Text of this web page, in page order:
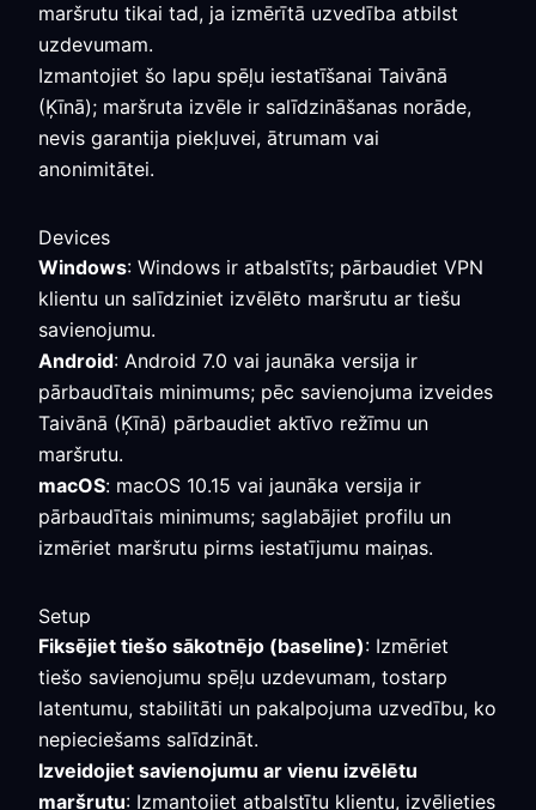
maršrutu tikai tad, ja izmērītā uzvedība atbilst
uzdevumam.
Izmantojiet šo lapu spēļu iestatīšanai Taivānā
(Ķīnā); maršruta izvēle ir salīdzināšanas norāde,
nevis garantija piekļuvei, ātrumam vai
anonimitātei.
Devices
Windows: Windows ir atbalstīts; pārbaudiet VPN
klientu un salīdziniet izvēlēto maršrutu ar tiešu
savienojumu.
Android: Android 7.0 vai jaunāka versija ir
pārbaudītais minimums; pēc savienojuma izveides
Taivānā (Ķīnā) pārbaudiet aktīvo režīmu un
maršrutu.
macOS: macOS 10.15 vai jaunāka versija ir
pārbaudītais minimums; saglabājiet profilu un
izmēriet maršrutu pirms iestatījumu maiņas.
Setup
Fiksējiet tiešo sākotnējo (baseline): Izmēriet
tiešo savienojumu spēļu uzdevumam, tostarp
latentumu, stabilitāti un pakalpojuma uzvedību, ko
nepieciešams salīdzināt.
Izveidojiet savienojumu ar vienu izvēlētu
maršrutu: Izmantojiet atbalstītu klientu, izvēlieties